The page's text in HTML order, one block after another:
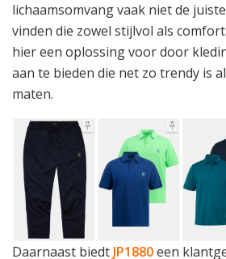
lichaamsomvang vaak niet de
vinden die zowel stijlvol als
hier een oplossing voor door
aan te bieden die net zo trendy is
maten.
Daarnaast biedt JP1880een